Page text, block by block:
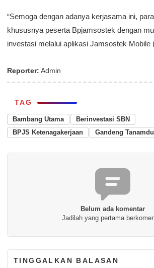
“Semoga dengan adanya kerjasama ini,
khususnya peserta Bpjamsostek dengan
investasi melalui aplikasi Jamsostek Mobile
Reporter: Admin
TAG
Bambang Utama
Berinvestasi SBN
BPJS Ketenagakerjaan
Gandeng
Belum ada komentar
Jadilah yang pertama
TINGGALKAN BALASAN